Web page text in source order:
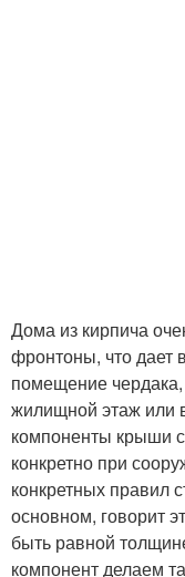
Дома из кирпича
фронтоны, что дает
помещение
жилищной этаж или
компоненты крыши
конкретно при
конкретных правил
основном, говорит
быть равной
компонент делаем